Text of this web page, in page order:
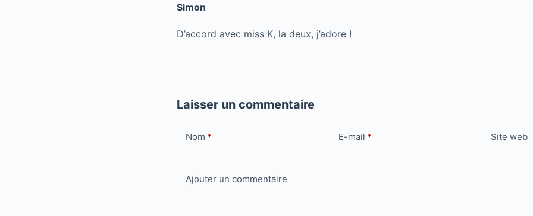
Simon
D’accord avec miss K, la deux, j’adore !
Laisser un commentaire
Nom * E-mail * Site web
Ajouter un commentaire